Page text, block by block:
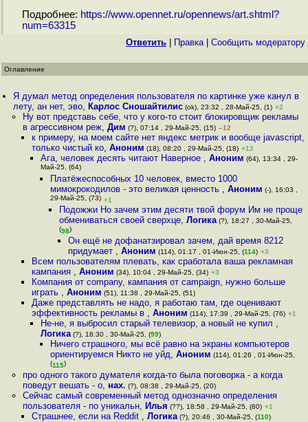
Подробнее: https://www.opennet.ru/opennews/art.shtml?
num=63315
Ответить Правка| Cообщить модератору
Оглавление
Я думал метод определения пользователя по картинке уже канул в
лету, ан нет, эво, Карлос Сношайтилис (ok), 23:32 , 28-Май-25, (1) +2
Ну вот представь себе, что у кого-то стоит блокировщик рекламы
в агрессивном реж, Дим (?), 07:14 , 29-Май-25, (15) –12
к примеру, на моем сайте нет яндекс метрик и вообще javascript,
только чистый ко, Аноним (18), 08:20 , 29-Май-25, (18) +12
Ага, человек десять читают Наверное ,Аноним (64), 13:34 , 29-
Май-25, (64)
Платёжеспособных 10 человек, вместо 1000
мимокрокодилов - это великая ценность , Аноним (-), 16:03 ,
29-Май-25, (73) +1
Подожжи Но зачем этим десяти твой форум Им не проще
обмениваться своей сверхце, Логика(?), 18:27 , 30-Май-25,
(98)
Он ещё не дофанатзировал зачем, дай время 8212
придумает ,Аноним (114), 01:17 , 01-Июн-25, (114) +3
Всем пользователям плевать, как сработала ваша рекламная
кампания , Аноним (34), 10:04 , 29-Май-25, (34) +3
Компания от company, кампания от campaign, нужно больше
играть , Аноним (51), 11:38 , 29-Май-25, (51)
Даже представлять не надо, я работаю там, где оценивают
эффективность рекламы в , Аноним (114), 17:39 , 29-Май-25, (76) +1
Не-не, я выбросил старый телевизор, а новый не купил ,
Логика (?), 18:30 , 30-Май-25, (99)
Ничего страшного, мы всё равно на экраны компьютеров
ориентируемся Никто не уйд, Аноним (114), 01:26 , 01-Июн-25,
(115)
про одного такого думателя когда-то была поговорка - а когда
поведут вешать - о, нах. (?), 08:38 , 29-Май-25, (20)
Сейчас самый современный метод однозначно определения
пользователя - по уникальн, Илья (??), 18:58 , 29-Май-25, (80) +1
Страшнее, если на Reddit , Логика(?), 20:46 , 30-Май-25, (110)